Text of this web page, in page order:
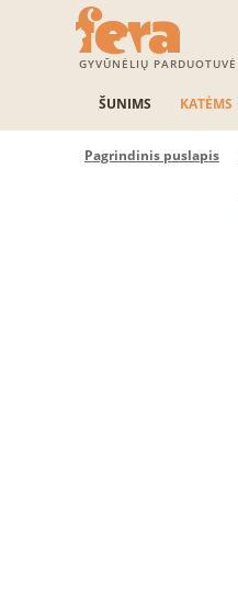
GYVŪNĖLIŲ PARDUOTUVĖ
ŠUNIMS KATĖMS
Pagrindinis puslapis